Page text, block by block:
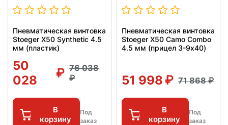
Пневматическая винтовка
Stoeger X50 Synthetic 4.5
мм (пластик)
50
028
76 038
В
корзину
Под
заказ
Пневматическая винтовка
Stoeger X50 Camo Combo
4.5 мм (прицел 3-9x40)
51 998 71 868
В
корзину
Под
заказ